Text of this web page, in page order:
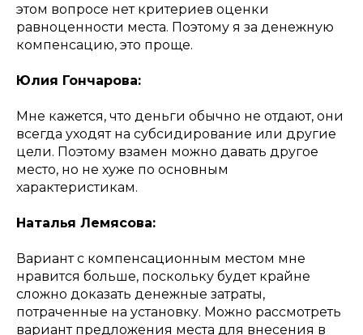
этом вопросе нет критериев оценки
равноценности места. Поэтому я за денежную
компенсацию, это проще.
Юлия Гончарова:
Мне кажется, что деньги обычно не отдают, они
всегда уходят на субсидирование или другие
цели. Поэтому взамен можно давать другое
место, но не хуже по основным
характеристикам.
Наталья Лемясова:
Вариант с компенсационным местом мне
нравится больше, поскольку будет крайне
сложно доказать денежные затраты,
потраченные на установку. Можно рассмотреть
вариант предложения места для внесения в